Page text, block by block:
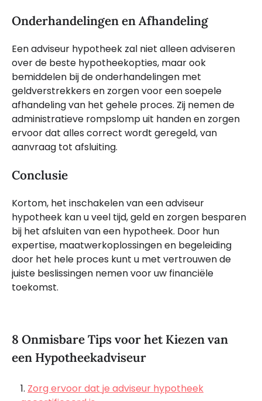
Onderhandelingen en Afhandeling
Een adviseur hypotheek zal niet alleen adviseren
over de beste hypotheekopties, maar ook
bemiddelen bij de onderhandelingen met
geldverstrekkers en zorgen voor een soepele
afhandeling van het gehele proces. Zij nemen de
administratieve rompslomp uit handen en zorgen
ervoor dat alles correct wordt geregeld, van
aanvraag tot afsluiting.
Conclusie
Kortom, het inschakelen van een adviseur
hypotheek kan u veel tijd, geld en zorgen besparen
bij het afsluiten van een hypotheek. Door hun
expertise, maatwerkoplossingen en begeleiding
door het hele proces kunt u met vertrouwen de
juiste beslissingen nemen voor uw financiële
toekomst.
8 Onmisbare Tips voor het Kiezen van
een Hypotheekadviseur
Zorg ervoor dat je adviseur hypotheek